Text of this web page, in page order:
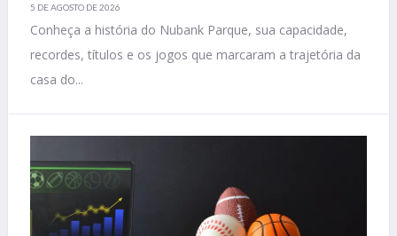
5 DE AGOSTO DE 2026
Conheça a história do Nubank Parque, sua capacidade,
recordes, títulos e os jogos que marcaram a trajetória da
casa do...